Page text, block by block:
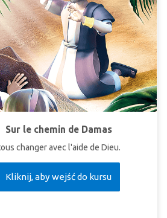
Sur le chemin de Damas
changer avec l'aide de Dieu.
Kliknij, aby wejść do kursu